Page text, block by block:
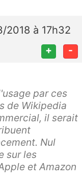
2018 à 17h32
+ -
par ces
de Wikipedia
il serait
Nul
sur les
et Amazon